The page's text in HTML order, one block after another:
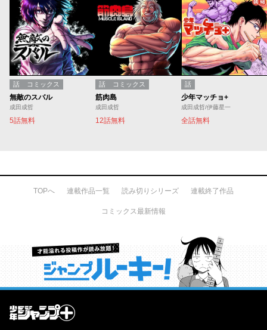
話 コミックス
無敵のスバル
成田成哲
5話無料
話 コミックス
筋肉島
成田成哲
12話無料
話
少年マッチョ+
成田成哲/伊藤星一
全話無料
TOPへ 連載作品一覧 読み切りシリーズ 連載終了作品
コミックス最新情報
才能溢れる投稿作が読み放題！ ジャンプルーキー！